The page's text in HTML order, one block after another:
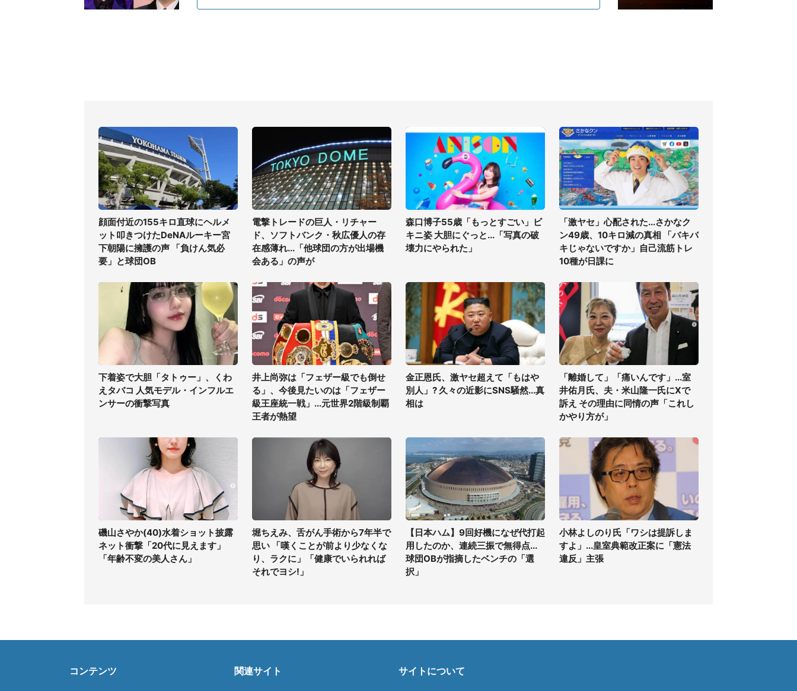
顔面付近の155キロ直球にヘルメ
ット叩きつけたDeNAルーキー宮
下朝陽に擁護の声 「負けん気必
要」と球団OB
電撃トレードの巨人・リチャー
ド、ソフトバンク・秋広優人の存
在感薄れ...「他球団の方が出場機
会ある」の声が
森口博子55歳「もっとすごい」ビ
キニ姿 大胆にぐっと...「写真の破
壊力にやられた」
「激ヤセ」心配された...さかなク
ン49歳、10キロ減の真相 「バキバ
キじゃないですか」自己流筋トレ
10種が日課に
下着姿で大胆「タトゥー」、くわ
えタバコ 人気モデル・インフルエ
ンサーの衝撃写真
井上尚弥は「フェザー級でも倒せ
る」、今後見たいのは「フェザー
級王座統一戦」...元世界2階級制覇
王者が熱望
金正恩氏、激ヤセ超えて「もはや
別人」? 久々の近影にSNS騒然...真
相は
「離婚して」「痛いんです」...室
井佑月氏、夫・米山隆一氏にXで
訴え その理由に同情の声「これし
かやり方が」
磯山さやか(40)水着ショット披露
ネット衝撃「20代に見えます」
「年齢不変の美人さん」
堀ちえみ、舌がん手術から7年半で
思い 「嘆くことが前より少なくな
り、ラクに」「健康でいられれば
それでヨシ!」
【日本ハム】9回好機になぜ代打起
用したのか、連続三振で無得点...
球団OBが指摘したベンチの「選
択」
小林よしのり氏「ワシは提訴しま
すよ」...皇室典範改正案に「憲法
違反」主張
コンテンツ 関連サイト サイトについて